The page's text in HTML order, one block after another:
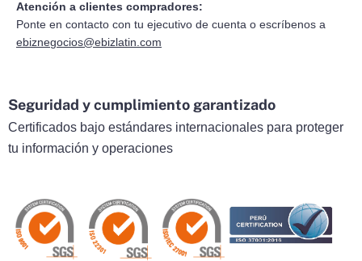
Atención a clientes compradores:
Ponte en contacto con tu ejecutivo de cuenta o escríbenos a
ebiznegocios@ebizlatin.com
Seguridad y cumplimiento garantizado
Certificados bajo estándares internacionales para proteger
tu información y operaciones